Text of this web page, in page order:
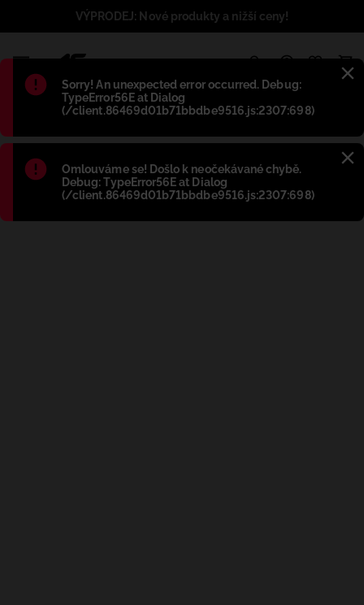
Błąd:
Sorry! An unexpected error occurred. Debug:
TypeError56E at Dialog
(/client.86469d01b71bbdbe9516.js:2307:698)
Błąd:
Omlouváme se! Došlo k neočekávané chybě.
Debug: TypeError56E at Dialog
(/client.86469d01b71bbdbe9516.js:2307:698)
VÝPRODEJ: Nové produkty a nižší ceny!